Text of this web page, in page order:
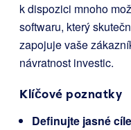
k dispozici mnoho
softwaru, který
zapojuje vaše
návratnost investic.
Klíčové poznatky
Definujte jasné